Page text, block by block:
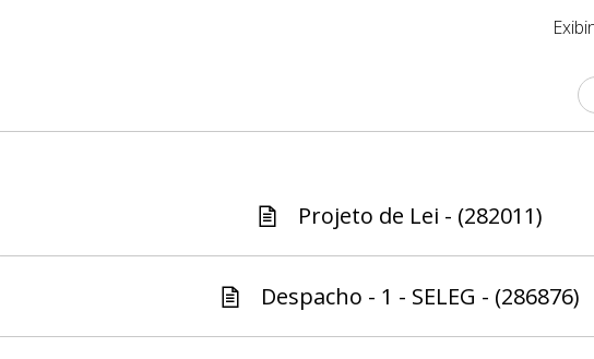
Projeto de Lei - (282011)
Despacho - 1 - SELEG - (286876)